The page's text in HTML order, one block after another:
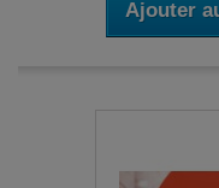
Ajouter